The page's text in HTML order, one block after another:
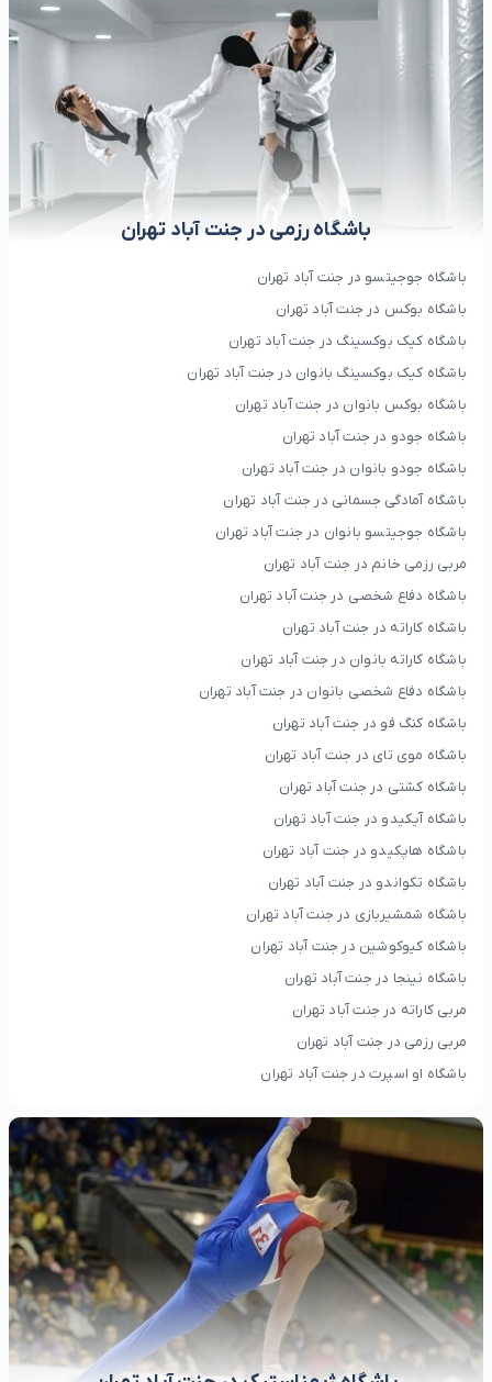
باشگاه رزمی در جنت آباد تهران
باشگاه جوجیتسو در جنت آباد تهران
باشگاه بوکس در جنت آباد تهران
باشگاه کیک بوکسینگ در جنت آباد تهران
باشگاه کیک بوکسینگ بانوان در جنت آباد تهران
باشگاه بوکس بانوان در جنت آباد تهران
باشگاه جودو در جنت آباد تهران
باشگاه جودو بانوان در جنت آباد تهران
باشگاه آمادگی جسمانی در جنت آباد تهران
باشگاه جوجیتسو بانوان در جنت آباد تهران
مربی رزمی خانم در جنت آباد تهران
باشگاه دفاع شخصی در جنت آباد تهران
باشگاه کاراته در جنت آباد تهران
باشگاه کاراته بانوان در جنت آباد تهران
باشگاه دفاع شخصی بانوان در جنت آباد تهران
باشگاه کنگ فو در جنت آباد تهران
باشگاه موی تای در جنت آباد تهران
باشگاه کشتی در جنت آباد تهران
باشگاه آیکیدو در جنت آباد تهران
باشگاه هاپکیدو در جنت آباد تهران
باشگاه تکواندو در جنت آباد تهران
باشگاه شمشیربازی در جنت آباد تهران
باشگاه کیوکوشین در جنت آباد تهران
باشگاه نینجا در جنت آباد تهران
مربی کاراته در جنت آباد تهران
مربی رزمی در جنت آباد تهران
باشگاه او اسپرت در جنت آباد تهران